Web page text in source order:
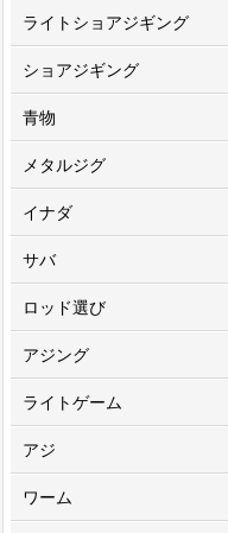
ライトショアジギング
ショアジギング
青物
メタルジグ
イナダ
サバ
ロッド選び
アジング
ライトゲーム
アジ
ワーム